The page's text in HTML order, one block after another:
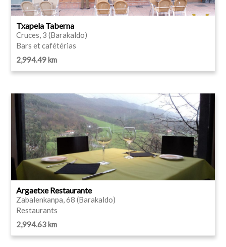
Txapela Taberna
Cruces, 3 (Barakaldo)
Bars et cafétérias
2,994.49 km
Argaetxe Restaurante
Zabalenkanpa, 68 (Barakaldo)
Restaurants
2,994.63 km